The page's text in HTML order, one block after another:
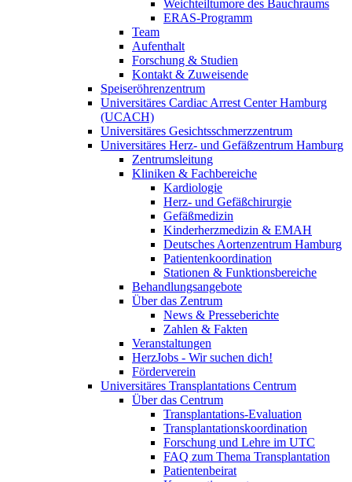
Weichteiltumore des Bauchraums
ERAS-Programm
Team
Aufenthalt
Forschung & Studien
Kontakt & Zuweisende
Speiseröhrenzentrum
Universitäres Cardiac Arrest Center Hamburg
(UCACH)
Universitäres Gesichtsschmerzzentrum
Universitäres Herz- und Gefäßzentrum Hamburg
Zentrumsleitung
Kliniken & Fachbereiche
Kardiologie
Herz- und Gefäßchirurgie
Gefäßmedizin
Kinderherzmedizin & EMAH
Deutsches Aortenzentrum Hamburg
Patientenkoordination
Stationen & Funktionsbereiche
Behandlungsangebote
Über das Zentrum
News & Presseberichte
Zahlen & Fakten
Veranstaltungen
HerzJobs - Wir suchen dich!
Förderverein
Universitäres Transplantations Centrum
Über das Centrum
Transplantations-Evaluation
Transplantationskoordination
Forschung und Lehre im UTC
FAQ zum Thema Transplantation
Patientenbeirat